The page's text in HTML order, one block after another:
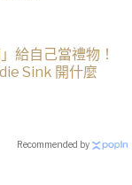
給自己當禮物！
Sink 開什麼
Recommended by